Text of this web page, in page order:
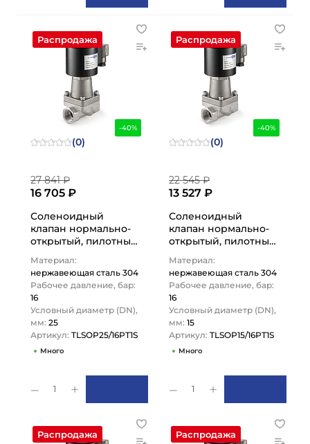
-40%
Распродажа
(0)
27 841 ₽
16 705 ₽
Соленоидный
клапан нормально-
открытый, пилотный,
Нерж.304/PTFE,
DN25,
TLSOP25/16PT1S…
Материал:
нержавеющая сталь 304
Рабочее давление, бар:
16
Условный диаметр (DN),
мм: 25
Артикул: TLSOP25/16PT1S
Много
1
-40%
Распродажа
(0)
22 545 ₽
13 527 ₽
Соленоидный
клапан нормально-
открытый, пилотный,
Нерж.304/PTFE, DN15,
TLSOP15/16PT1S…
Материал:
нержавеющая сталь 304
Рабочее давление, бар:
16
Условный диаметр (DN),
мм: 15
Артикул: TLSOP15/16PT1S
Много
1
Распродажа Распродажа